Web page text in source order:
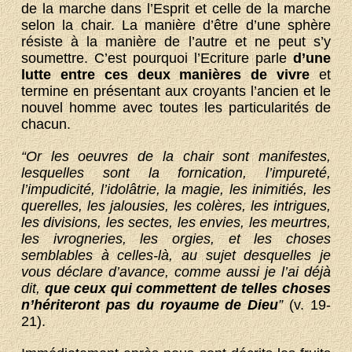
de la marche dans l’Esprit et celle de la marche
selon la chair. La manière d’être d’une sphère
résiste à la manière de l’autre et ne peut s’y
soumettre. C’est pourquoi l’Ecriture parled’une
lutte entre ces deux manières de vivreet
termine en présentant aux croyants l’ancien et le
nouvel homme avec toutes les particularités de
chacun.
“Or les oeuvres de la chair sont manifestes,
lesquelles sont la fornication, l’impureté,
l’impudicité, l’idolâtrie, la magie, les inimitiés, les
querelles, les jalousies, les colères, les intrigues,
les divisions, les sectes, les envies, les meurtres,
les ivrogneries, les orgies, et les choses
semblables à celles-là, au sujet desquelles je
vous déclare d’avance, comme aussi je l’ai déjà
dit,que ceux qui commettent de telles choses
n’hériteront pas du royaume de Dieu”(v. 19-
21).